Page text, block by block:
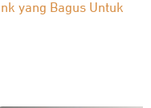
yang Bagus Untuk